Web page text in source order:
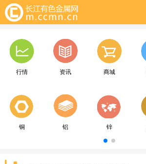
行情 资讯 商城
铜 铝 锌